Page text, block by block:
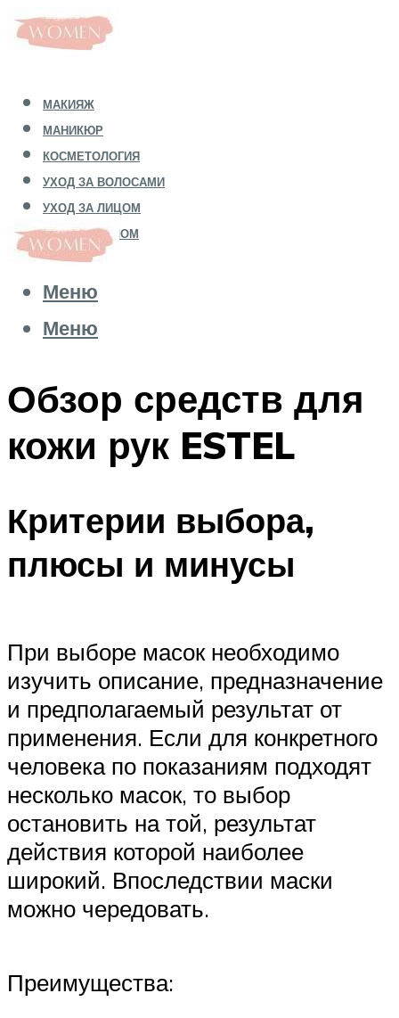
МАКИЯЖ
МАНИКЮР
КОСМЕТОЛОГИЯ
УХОД ЗА ВОЛОСАМИ
УХОД ЗА ЛИЦОМ
УХОД ЗА ТЕЛОМ
Меню
Меню
Обзор средств для
кожи рук ESTEL
Критерии выбора,
плюсы и минусы
При выборе масок необходимо
изучить описание, предназначение
и предполагаемый результат от
применения. Если для конкретного
человека по показаниям подходят
несколько масок, то выбор
остановить на той, результат
действия которой наиболее
широкий. Впоследствии маски
можно чередовать.
Преимущества: